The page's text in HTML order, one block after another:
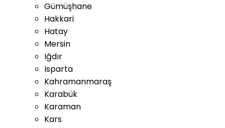
Gümüşhane
Hakkari
Hatay
Mersin
Iğdır
Isparta
Kahramanmaraş
Karabük
Karaman
Kars